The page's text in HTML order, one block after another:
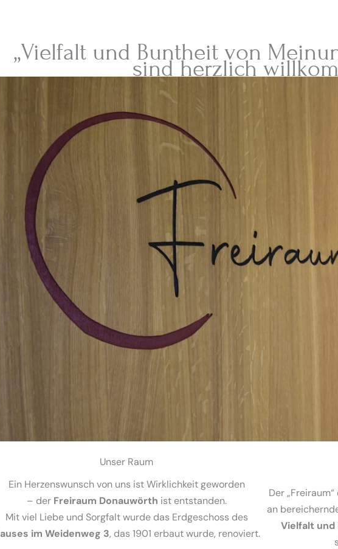
„Vielfalt und Buntheit von
sind herzlich
Unser Raum
Ein Herzenswunsch von uns ist Wirklichkeit geworden
– der Freiraum Donauwörth ist entstanden.
Mit viel Liebe und Sorgfalt wurde das Erdgeschoss des
im Weidenweg 3, das 1901 erbaut wurde, renoviert.
Der
an
Vielfalt und